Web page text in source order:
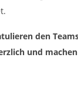
den
und